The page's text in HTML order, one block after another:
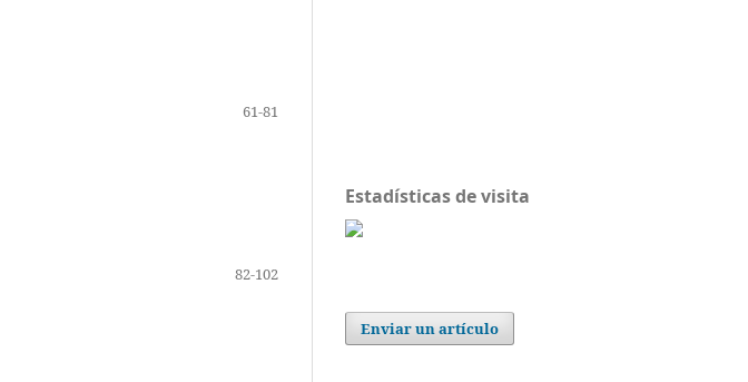
61-81
82-102
Estadísticas de visita
Enviar un artículo